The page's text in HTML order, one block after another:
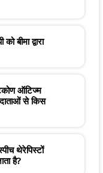
बीमा द्वारा
ऑटिज्म
से किस
थेरेपिस्टों
है?